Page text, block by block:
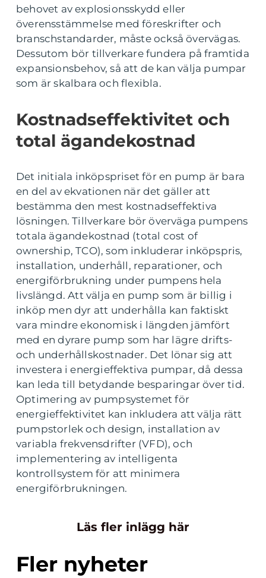
behovet av explosionsskydd eller
överensstämmelse med föreskrifter och
branschstandarder, måste också övervägas.
Dessutom bör tillverkare fundera på framtida
expansionsbehov, så att de kan välja pumpar
som är skalbara och flexibla.
Kostnadseffektivitet och
total ägandekostnad
Det initiala inköpspriset för en pump är bara
en del av ekvationen när det gäller att
bestämma den mest kostnadseffektiva
lösningen. Tillverkare bör överväga pumpens
totala ägandekostnad (total cost of
ownership, TCO), som inkluderar inköpspris,
installation, underhåll, reparationer, och
energiförbrukning under pumpens hela
livslängd. Att välja en pump som är billig i
inköp men dyr att underhålla kan faktiskt
vara mindre ekonomisk i längden jämfört
med en dyrare pump som har lägre drifts-
och underhållskostnader. Det lönar sig att
investera i energieffektiva pumpar, då dessa
kan leda till betydande besparingar över tid.
Optimering av pumpsystemet för
energieffektivitet kan inkludera att välja rätt
pumpstorlek och design, installation av
variabla frekvensdrifter (VFD), och
implementering av intelligenta
kontrollsystem för att minimera
energiförbrukningen.
Läs fler inlägg här
Fler nyheter